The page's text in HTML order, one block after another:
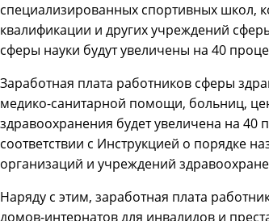
специализированных спортивных школ,
квалификации и других учреждений
сферы науки будут увеличены на 40
Заработная плата работников сферы
медико-санитарной помощи, больниц,
здравоохранения будет увеличена на 40
соответствии с Инструкцией о порядке
организаций и учреждений
Наряду с этим, заработная плата
домов-интернатов для инвалидов и